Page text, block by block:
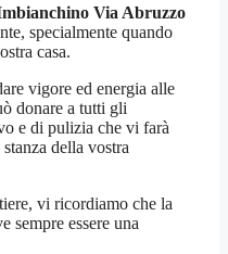
Via Abruzzo
specialmente quando
casa.
vigore ed energia alle
donare a tutti gli
e di pulizia che vi farà
della vostra
vi ricordiamo che la
sempre essere una